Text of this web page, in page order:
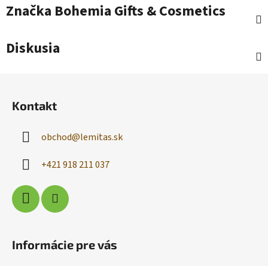
Značka Bohemia Gifts & Cosmetics
Diskusia
Kontakt
obchod@lemitas.sk
+421 918 211 037
Informácie pre vás